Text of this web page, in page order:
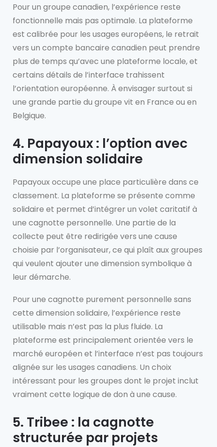
Pour un groupe canadien, l’expérience reste
fonctionnelle mais pas optimale. La plateforme
est calibrée pour les usages européens, le retrait
vers un compte bancaire canadien peut prendre
plus de temps qu’avec une plateforme locale, et
certains détails de l’interface trahissent
l’orientation européenne. À envisager surtout si
une grande partie du groupe vit en France ou en
Belgique.
4. Papayoux : l’option avec
dimension solidaire
Papayoux occupe une place particulière dans ce
classement. La plateforme se présente comme
solidaire et permet d’intégrer un volet caritatif à
une cagnotte personnelle. Une partie de la
collecte peut être redirigée vers une cause
choisie par l’organisateur, ce qui plaît aux groupes
qui veulent ajouter une dimension symbolique à
leur démarche.
Pour une cagnotte purement personnelle sans
cette dimension solidaire, l’expérience reste
utilisable mais n’est pas la plus fluide. La
plateforme est principalement orientée vers le
marché européen et l’interface n’est pas toujours
alignée sur les usages canadiens. Un choix
intéressant pour les groupes dont le projet inclut
vraiment cette logique de don à une cause.
5. Tribee : la cagnotte
structurée par projets